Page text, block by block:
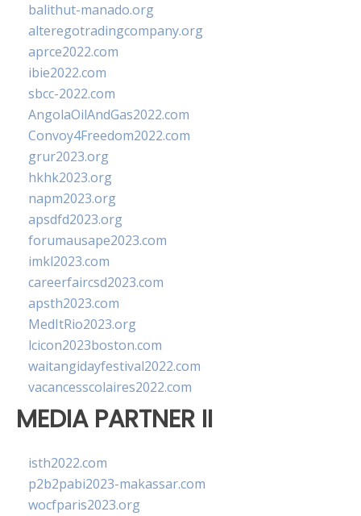
balithut-manado.org
alteregotradingcompany.org
aprce2022.com
ibie2022.com
sbcc-2022.com
AngolaOilAndGas2022.com
Convoy4Freedom2022.com
grur2023.org
hkhk2023.org
napm2023.org
apsdfd2023.org
forumausape2023.com
imkl2023.com
careerfaircsd2023.com
apsth2023.com
MedItRio2023.org
lcicon2023boston.com
waitangidayfestival2022.com
vacancesscolaires2022.com
MEDIA PARTNER II
isth2022.com
p2b2pabi2023-makassar.com
wocfparis2023.org